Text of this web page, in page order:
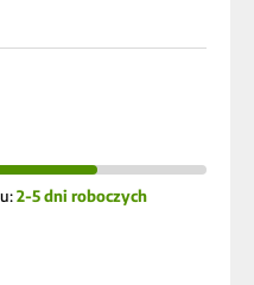
2-5 dni roboczych